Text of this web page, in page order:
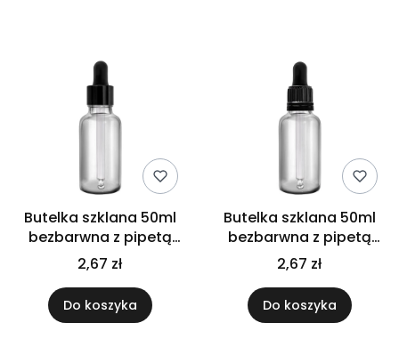
Butelka szklana 50ml
bezbarwna z pipetą
czarną
2,67 zł
Do koszyka
Butelka szklana 50ml
bezbarwna z pipetą
gwarancyjną
2,67 zł
Do koszyka